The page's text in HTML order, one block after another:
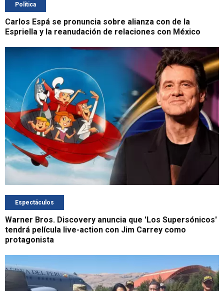
Política
Carlos Espá se pronuncia sobre alianza con de la
Espriella y la reanudación de relaciones con México
Espectáculos
Warner Bros. Discovery anuncia que 'Los Supersónicos'
tendrá película live-action con Jim Carrey como
protagonista